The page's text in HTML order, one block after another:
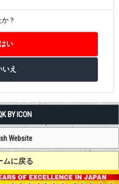
？
BY ICON
Website
に戻る
INC. All Rights Reserved.